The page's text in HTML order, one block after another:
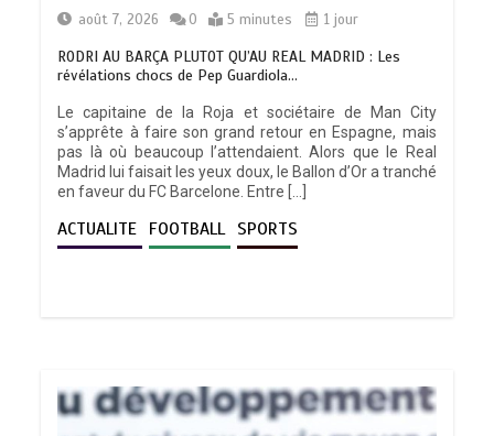
août 7, 2026
0 5 minutes 1 jour
RODRI AU BARÇA PLUTOT QU’AU REAL MADRID : Les
révélations chocs de Pep Guardiola…
Le capitaine de la Roja et sociétaire de Man City
s’apprête à faire son grand retour en Espagne, mais
pas là où beaucoup l’attendaient. Alors que le Real
Madrid lui faisait les yeux doux, le Ballon d’Or a tranché
en faveur du FC Barcelone. Entre […]
ACTUALITE FOOTBALL SPORTS